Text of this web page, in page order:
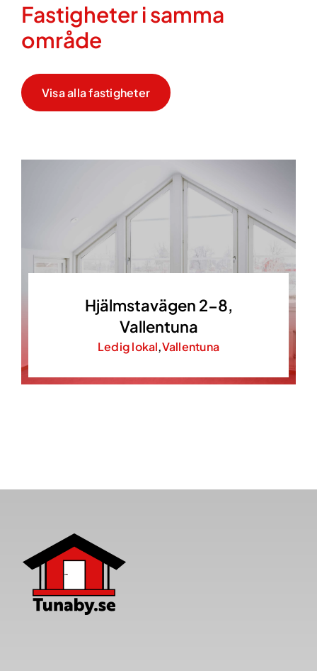
Fastigheter i samma
område
Visa alla fastigheter
Hjälmstavägen 2-8,
Vallentuna
Ledig lokal,Vallentuna